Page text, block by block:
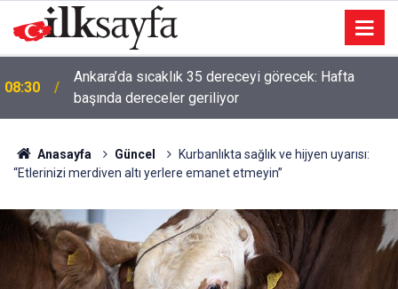
08:30
Ankara’da sıcaklık 35 dereceyi görecek: Hafta
başında dereceler geriliyor
Anasayfa Güncel
Kurbanlıkta sağlık ve hijyen uyarısı:
“Etlerinizi merdiven altı yerlere emanet etmeyin”